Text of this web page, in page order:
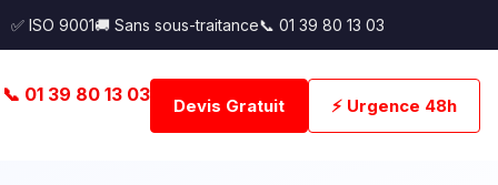
✅ ISO 9001🚚 Sans sous-traitance📞 01 39 80 13 03
📞 01 39 80 13 03
Devis Gratuit ⚡ Urgence 48h